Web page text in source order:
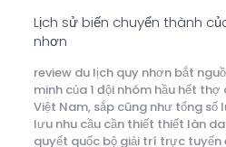
Lịch sử biến chuyển thành
nhơn
review du lịch quy nhơn bắt
minh của 1 đội nhóm hầu hết
Việt Nam, sắp cũng như tổng
lưu nhu cầu cần thiết thiết làn
quyết quốc bộ giải trí trực